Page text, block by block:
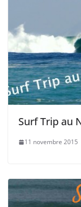
Surf Trip au
11 novembre 2015